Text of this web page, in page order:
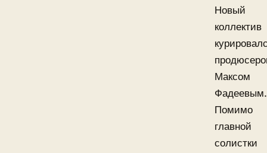
Новый
коллектив
Максом
Фадеевым.
Помимо
главной
солистки